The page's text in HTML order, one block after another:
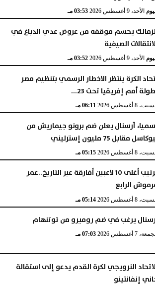
03:53 مـ
الأحد، 9 أغسطس 2026 03:53 مـ
يحسم موقفه من عروض عدي الدباغ في
الصيفية
الأحد، 9 أغسطس 2026 03:52 مـ
الكرة ينتظر الاخطار الرسمي بتنظيم مصر
أمم إفريقيا تحت 23...
8 أغسطس 2026 06:11 مـ
آرسنال يعلن ضم برونو جيماريش من
مقابل 75 مليون إسترليني
8 أغسطس 2026 05:15 مـ
ترتيب أغلى 10 لاعبين أفارقة عبر التاريخ..عمر
الرابع
8 أغسطس 2026 05:14 مـ
يرغب في ضم روميرو من توتنهام
7 أغسطس 2026 07:03 مـ
النرويجي لكرة القدم يدعو إلى استقالة
إنفانتينو